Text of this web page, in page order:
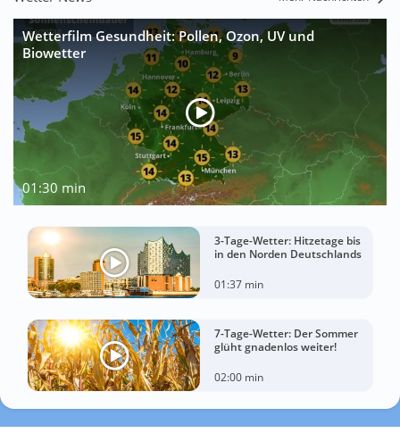
Wetterfilm Gesundheit: Pollen, Ozon, UV und
Biowetter
01:30 min
3-Tage-Wetter: Hitzetage bis
in den Norden Deutschlands
01:37 min
7-Tage-Wetter: Der Sommer
glüht gnadenlos weiter!
02:00 min